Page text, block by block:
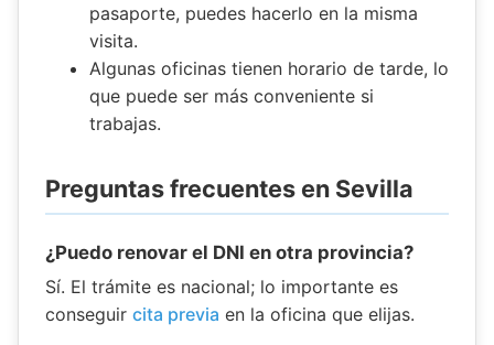
pasaporte, puedes hacerlo en la misma
visita.
Algunas oficinas tienen horario de tarde, lo
que puede ser más conveniente si
trabajas.
Preguntas frecuentes en Sevilla
¿Puedo renovar el DNI en otra provincia?
Sí. El trámite es nacional; lo importante es
conseguir cita previa en la oficina que elijas.